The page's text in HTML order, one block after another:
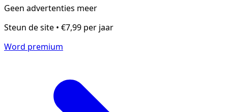
Geen advertenties meer
Steun de site • €7,99 per jaar
Word premium